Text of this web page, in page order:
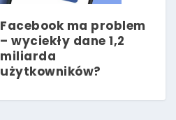
Facebook ma problem
– wyciekły dane 1,2
miliarda
użytkowników?